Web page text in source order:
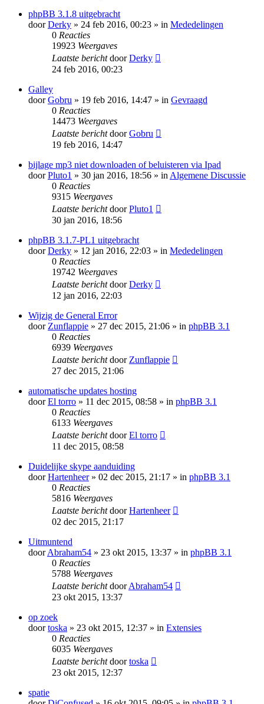
phpBB 3.1.8 uitgebracht
doorDerky » 24 feb 2016, 00:23 » in Mededelingen
0 Reacties
19923 Weergaves
Laatste berichtdoorDerky
24 feb 2016, 00:23
Galley
doorGobru » 19 feb 2016, 14:47 » in Gevraagd
0 Reacties
14473 Weergaves
Laatste berichtdoorGobru
19 feb 2016, 14:47
bijlage mp3 niet downloaden of beluisteren via Ipad
doorPluto1 » 30 jan 2016, 18:56 » inAlgemene Discussie
0 Reacties
9315 Weergaves
Laatste berichtdoorPluto1
30 jan 2016, 18:56
phpBB 3.1.7-PL1 uitgebracht
doorDerky » 12 jan 2016, 22:03 » in Mededelingen
0 Reacties
19742 Weergaves
Laatste berichtdoorDerky
12 jan 2016, 22:03
Wijzig de General Error
doorZunflappie » 27 dec 2015, 21:06 » in phpBB 3.1
0 Reacties
6939 Weergaves
Laatste berichtdoorZunflappie
27 dec 2015, 21:06
automatische updates hosting
doorEl torro » 11 dec 2015, 08:58 » in phpBB 3.1
0 Reacties
6133 Weergaves
Laatste berichtdoorEl torro
11 dec 2015, 08:58
Duidelijke skype aanduiding
doorHartenheer» 02 dec 2015, 21:17 » in phpBB 3.1
0 Reacties
5816 Weergaves
Laatste berichtdoorHartenheer
02 dec 2015, 21:17
Uitmuntend
doorAbraham54 » 23 okt 2015, 13:37 » in phpBB 3.1
0 Reacties
5788 Weergaves
Laatste berichtdoorAbraham54
23 okt 2015, 13:37
op zoek
doortoska » 23 okt 2015, 12:37 » in Extensies
0 Reacties
6035 Weergaves
Laatste berichtdoortoska
23 okt 2015, 12:37
spatie